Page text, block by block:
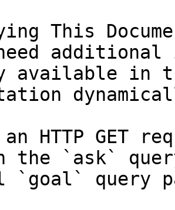
This
available in
an HTTP GET
the `ask`
`goal` query